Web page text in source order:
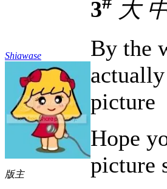
Shiawase
版主
3 大
By the
picture
Hope
picture